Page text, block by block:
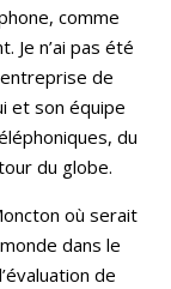
comme
Je n’ai pas été
de
et son équipe
du
du globe.
où serait
dans le
de